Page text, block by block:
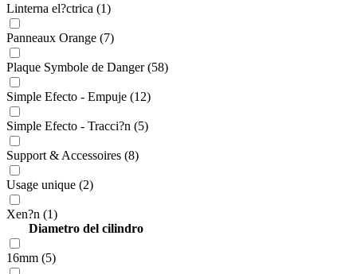
Linterna el?ctrica (1)
Panneaux Orange (7)
Plaque Symbole de Danger (58)
Simple Efecto - Empuje (12)
Simple Efecto - Tracci?n (5)
Support & Accessoires (8)
Usage unique (2)
Xen?n (1)
Diametro del cilindro
16mm (5)